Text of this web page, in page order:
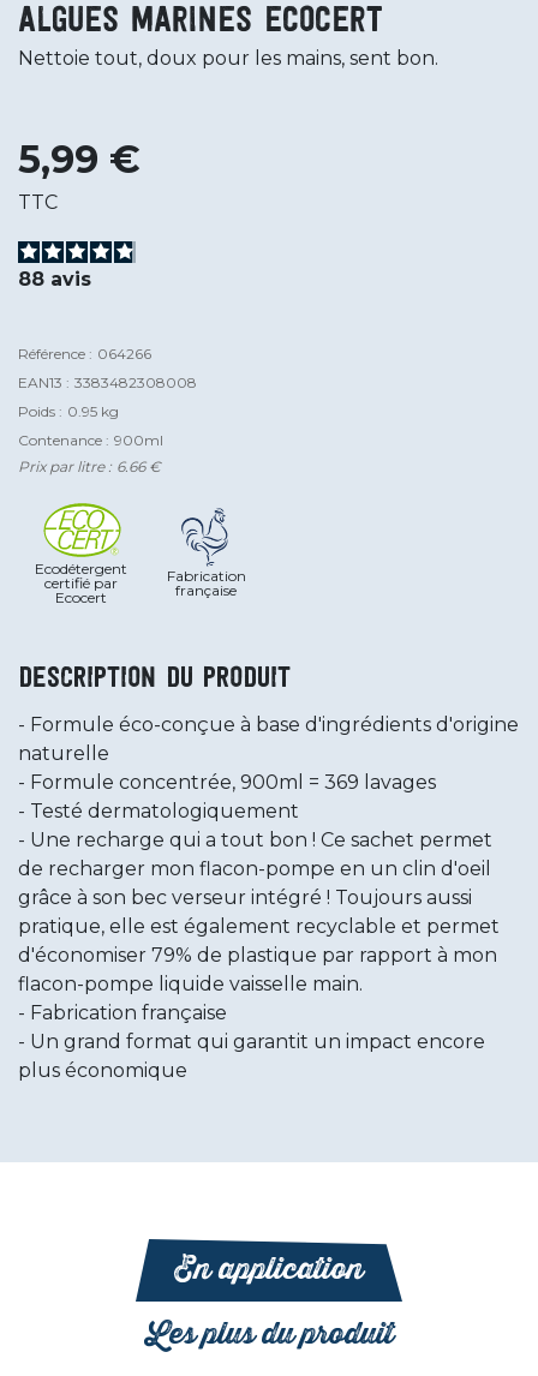
Algues Marines Ecocert
Nettoie tout, doux pour les mains, sent bon.
5,99 €
TTC
88 avis
Référence : 064266
EAN13 : 3383482308008
Poids : 0.95 kg
Contenance : 900ml
Prix par litre : 6.66 €
Ecodétergent
certifié par
Ecocert
Fabrication
française
Description du produit
Formule éco-conçue à base d'ingrédients d'origine
naturelle
Formule concentrée, 900ml = 369 lavages
Testé dermatologiquement
Une recharge qui a tout bon ! Ce sachet permet
de recharger mon flacon-pompe en un clin d'oeil
grâce à son bec verseur intégré ! Toujours aussi
pratique, elle est également recyclable et permet
d'économiser 79% de plastique par rapport à mon
flacon-pompe liquide vaisselle main.
Fabrication française
Un grand format qui garantit un impact encore
plus économique
En application
Les plus du produit